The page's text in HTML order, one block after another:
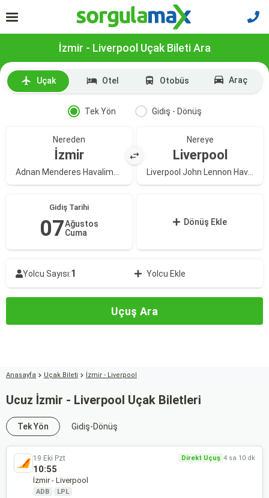
İzmir - Liverpool Uçak Bileti Ara
Uçak Otel Otobüs Araç
Tek Yön Gidiş - Dönüş
Nereden
İzmir
Nereye
Liverpool
Gidiş Tarihi
07Ağustos
Cuma
Dönüş Ekle
Yolcu Sayısı:1 Yolcu Ekle
Uçuş Ara
Anasayfa Uçak Bileti İzmir - Liverpool
Ucuz İzmir - Liverpool Uçak Biletleri
Tek Yön Gidiş-Dönüş
19 Eki Pzt Direkt Uçuş 4 sa 10 dk
10:55
İzmir - Liverpool
ADB · LPL